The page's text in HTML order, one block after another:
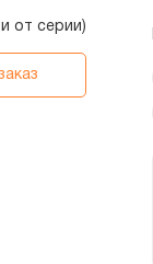
от серии)